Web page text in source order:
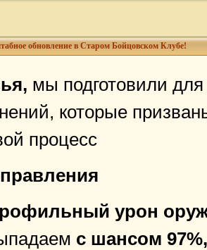
обновление в Старом Бойцовском Клубе!
мы подготовили
которые
процесс
урон
с шансом